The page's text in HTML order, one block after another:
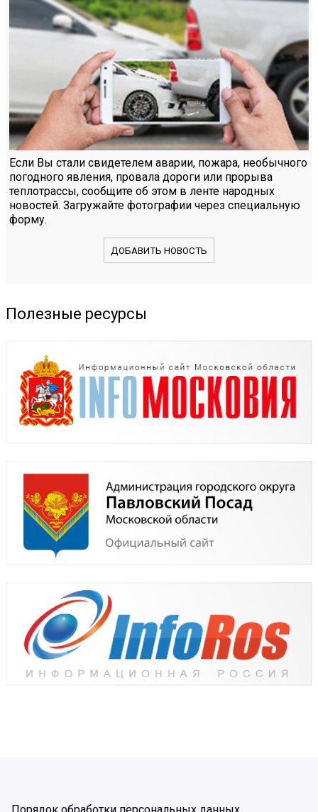
Если Вы стали свидетелем аварии, пожара, необычного
погодного явления, провала дороги или прорыва
теплотрассы, сообщите об этом в ленте народных
новостей. Загружайте фотографии через специальную
форму.
ДОБАВИТЬ НОВОСТЬ
Полезные ресурсы